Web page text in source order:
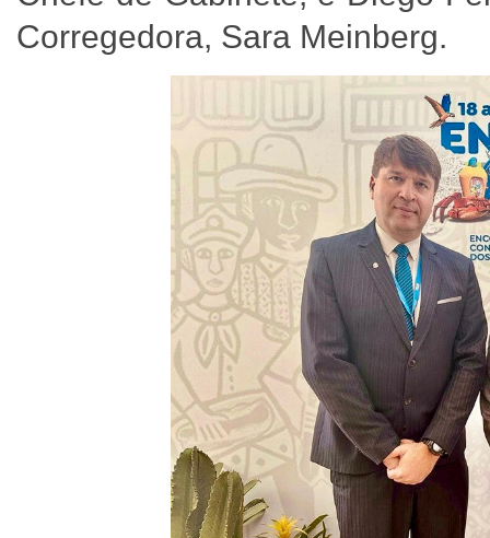
Corregedora, Sara Meinberg.